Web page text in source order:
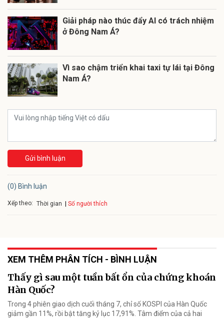
Giải pháp nào thúc đẩy AI có trách nhiệm
ở Đông Nam Á?
Vì sao chậm triển khai taxi tự lái tại Đông
Nam Á?
Gửi bình luận
(0) Bình luận
Xếp theo: Thời gian Số người thích
XEM THÊM PHÂN TÍCH - BÌNH LUẬN
Thấy gì sau một tuần bất ổn của chứng khoán
Hàn Quốc?
Trong 4 phiên giao dịch cuối tháng 7, chỉ số KOSPI của Hàn Quốc
giảm gần 11%, rồi bật tăng kỷ lục 17,91%. Tâm điểm của cả hai